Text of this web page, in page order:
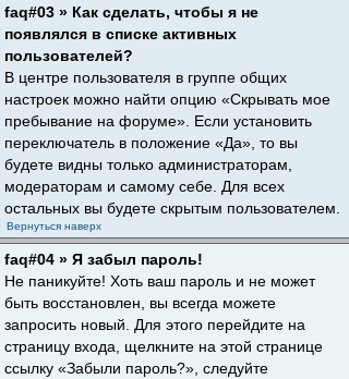
faq#03 » Как сделать, чтобы я не
появлялся в списке активных
пользователей?
В центре пользователя в группе общих
настроек можно найти опцию «Скрывать мое
пребывание на форуме». Если установить
переключатель в положение «Да», то вы
будете видны только администраторам,
модераторам и самому себе. Для всех
остальных вы будете скрытым пользователем.
Вернуться наверх
faq#04 » Я забыл пароль!
Не паникуйте! Хоть ваш пароль и не может
быть восстановлен, вы всегда можете
запросить новый. Для этого перейдите на
страницу входа, щелкните на этой странице
ссылку «Забыли пароль?», следуйте